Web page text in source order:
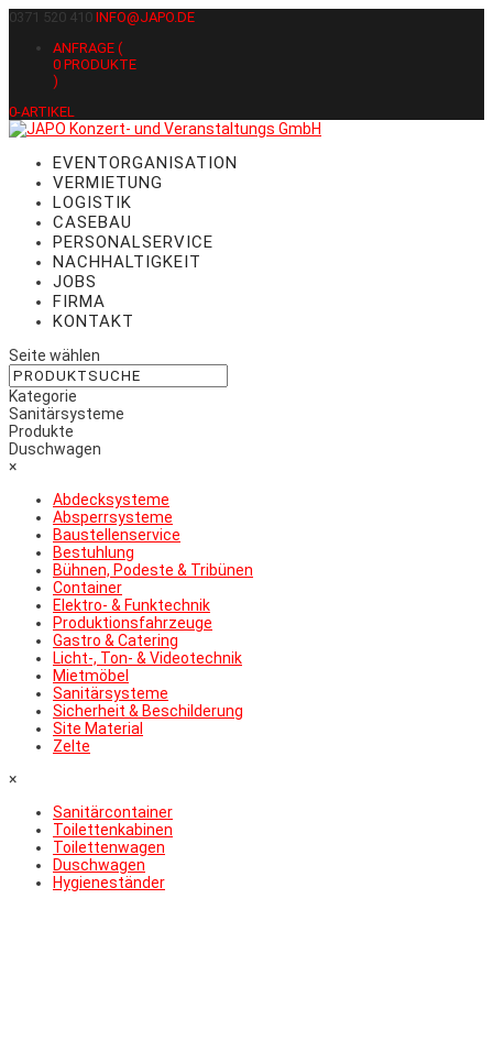
0371 520 410 INFO@JAPO.DE
ANFRAGE (
0 PRODUKTE
)
0-ARTIKEL
EVENTORGANISATION
VERMIETUNG
LOGISTIK
CASEBAU
PERSONALSERVICE
NACHHALTIGKEIT
JOBS
FIRMA
KONTAKT
Seite wählen
Kategorie
Sanitärsysteme
Produkte
Duschwagen
×
Abdecksysteme
Absperrsysteme
Baustellenservice
Bestuhlung
Bühnen, Podeste & Tribünen
Container
Elektro- & Funktechnik
Produktionsfahrzeuge
Gastro & Catering
Licht-, Ton- & Videotechnik
Mietmöbel
Sanitärsysteme
Sicherheit & Beschilderung
Site Material
Zelte
×
Sanitärcontainer
Toilettenkabinen
Toilettenwagen
Duschwagen
Hygieneständer